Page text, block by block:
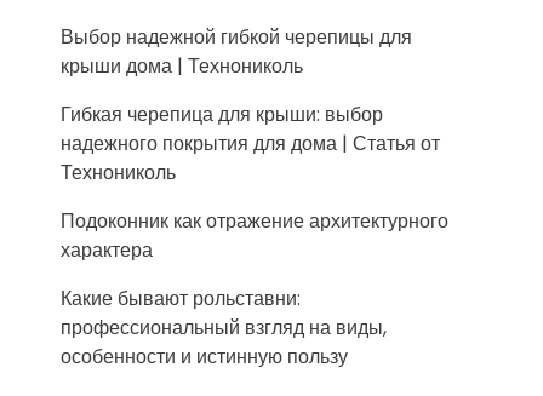
Выбор надежной гибкой черепицы для
крыши дома | Технониколь
Гибкая черепица для крыши: выбор
надежного покрытия для дома | Статья от
Технониколь
Подоконник как отражение архитектурного
характера
Какие бывают рольставни:
профессиональный взгляд на виды,
особенности и истинную пользу